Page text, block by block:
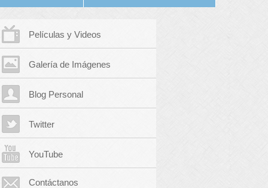
Películas y Videos
Galería de Imágenes
Blog Personal
Twitter
YouTube
Contáctanos